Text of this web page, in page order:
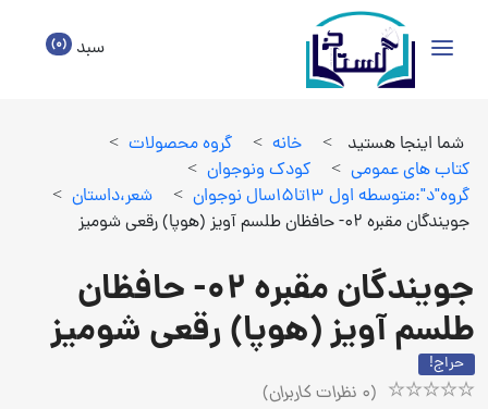
سبد (0)
شما اینجا هستید > خانه > گروه محصولات >
كتاب هاي عمومي > كودك ونوجوان >
گروه"د":متوسطه اول 13تا15سال نوجوان
> شعر،داستان >
جویندگان مقبره 02- حافظان طلسم آویز (هوپا) رقعی شومیز
جویندگان مقبره 02- حافظان
طلسم آویز (هوپا) رقعی شومیز
حراج!
(
0 نظرات کاربران)